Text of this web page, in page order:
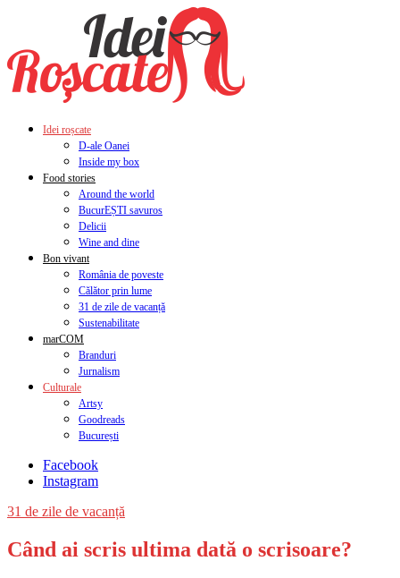
Idei roșcate
D-ale Oanei
Inside my box
Food stories
Around the world
BucurEȘTI savuros
Delicii
Wine and dine
Bon vivant
România de poveste
Călător prin lume
31 de zile de vacanță
Sustenabilitate
marCOM
Branduri
Jurnalism
Culturale
Artsy
Goodreads
București
Facebook
Instagram
31 de zile de vacanță
Când ai scris ultima dată o scrisoare?